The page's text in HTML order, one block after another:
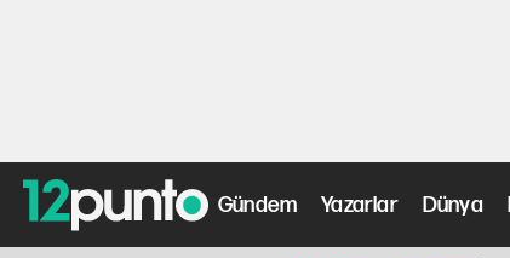
Gündem Yazarlar Dünya
Anasayfa>Gündem Haberleri> Royal Atlantis